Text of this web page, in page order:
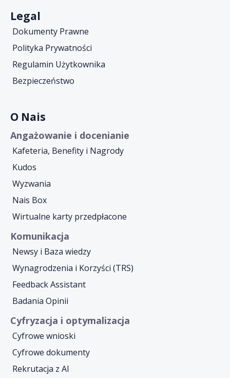
Legal
Dokumenty Prawne
Polityka Prywatności
Regulamin Użytkownika
Bezpieczeństwo
O Nais
Angażowanie i docenianie
Kafeteria, Benefity i Nagrody
Kudos
Wyzwania
Nais Box
Wirtualne karty przedpłacone
Komunikacja
Newsy i Baza wiedzy
Wynagrodzenia i Korzyści (TRS)
Feedback Assistant
Badania Opinii
Cyfryzacja i optymalizacja
Cyfrowe wnioski
Cyfrowe dokumenty
Rekrutacja z AI